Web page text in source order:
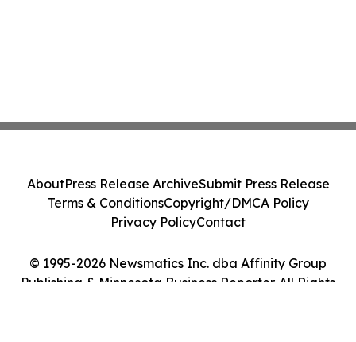
© 1995-2026 Newsmatics Inc. dba Affinity Group
Publishing & Minnesota Business Reporter. All Rights
AboutPress Release ArchiveSubmit Press Release
Terms & ConditionsCopyright/DMCA Policy
Privacy PolicyContact